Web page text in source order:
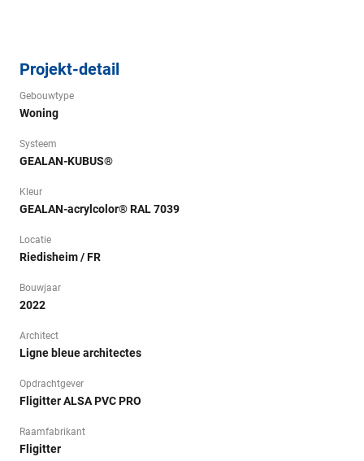
Projekt-detail
Gebouwtype
Woning
Systeem
GEALAN-KUBUS®
Kleur
GEALAN-acrylcolor® RAL 7039
Locatie
Riedisheim / FR
Bouwjaar
2022
Architect
Ligne bleue architectes
Opdrachtgever
Fligitter ALSA PVC PRO
Raamfabrikant
Fligitter